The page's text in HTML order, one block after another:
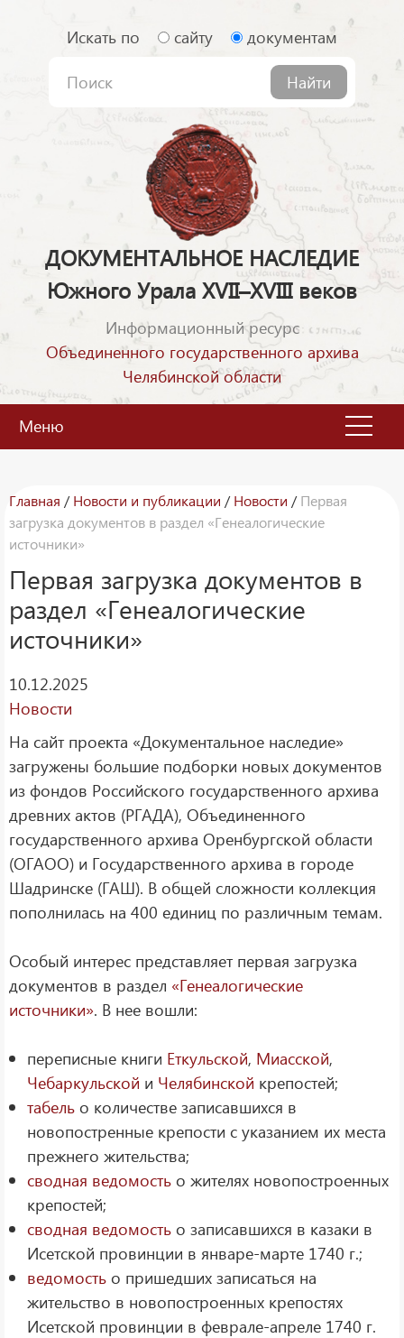
Искать по сайту документам
Найти
ДОКУМЕНТАЛЬНОЕ НАСЛЕДИЕ
Южного Урала XVII–XVIII веков
Информационный ресурс
Объединенного государственного архива
Челябинской области
Меню
Главная /Новости и публикации /Новости /Первая
загрузка документов в раздел «Генеалогические
источники»
Первая загрузка документов в
раздел «Генеалогические
источники»
10.12.2025
Новости
На сайт проекта «Документальное наследие»
загружены большие подборки новых документов
из фондов Российского государственного архива
древних актов (РГАДА), Объединенного
государственного архива Оренбургской области
(ОГАОО) и Государственного архива в городе
Шадринске (ГАШ). В общей сложности коллекция
пополнилась на 400 единиц по различным темам.
Особый интерес представляет первая загрузка
документов в раздел «Генеалогические
источники». В нее вошли:
переписные книги Еткульской, Миасской,
Чебаркульской и Челябинской крепостей;
табель о количестве записавшихся в
новопостренные крепости с указанием их места
прежнего жительства;
сводная ведомость о жителях новопостроенных
крепостей;
сводная ведомость о записавшихся в казаки в
Исетской провинции в январе-марте 1740 г.;
ведомость о пришедших записаться на
жительство в новопостроенных крепостях
Исетской провинции в феврале-апреле 1740 г.